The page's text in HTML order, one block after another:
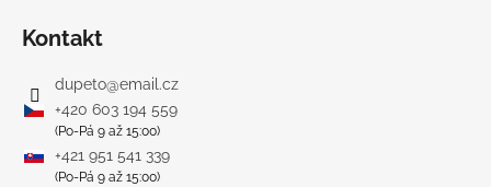
Kontakt
dupeto@email.cz
+420 603 194 559
(Po-Pá 9 až 15:00)
+421 951 541 339
(Po-Pá 9 až 15:00)